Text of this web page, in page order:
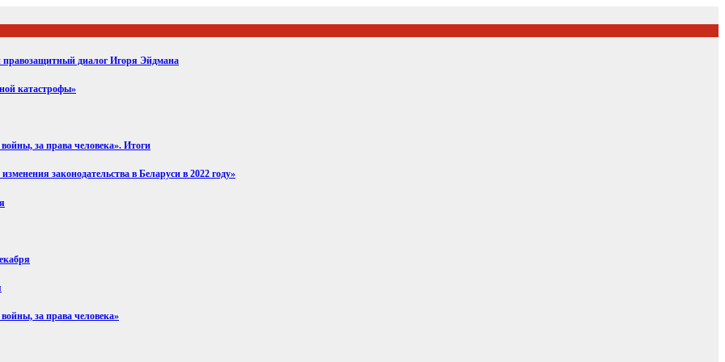
правозащитный диалог Игоря Эйдмана
катастрофы»
за права человека». Итоги
законодательства в Беларуси в 2022 году»
за права человека»